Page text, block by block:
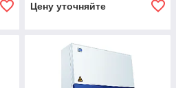
Цену уточняйте